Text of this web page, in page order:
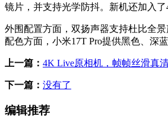
镜片，并支持光学防抖。新机还加入
外围配置方面，双扬声器支持杜比全
配色方面，小米17T Pro提供黑色、深
上一篇： 4K Live原相机，帧帧丝滑真
下一篇： 没有了
编辑推荐